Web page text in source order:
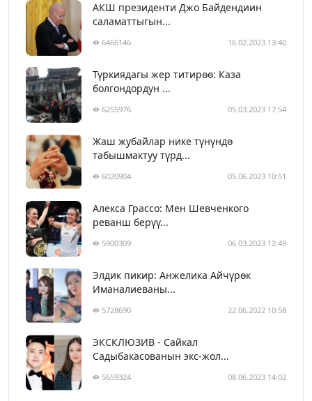
АКШ президенти Джо Байдендиин
саламаттыгын...
6466146 16.02.2023 13:40
Түркиядагы жер титирөө: Каза
болгондордун ...
6255976 05.03.2023 17:54
Жаш жубайлар нике түнүндө
табышмактуу түрд...
6020904 05.06.2023 10:51
Алекса Грассо: Мен Шевченкого
реванш берүү...
5900309 06.03.2023 12:49
Элдик пикир: Анжелика Айчүрөк
Иманалиеваны...
5728690 22.06.2022 10:58
ЭКСКЛЮЗИВ - Сайкал
Садыбакасованын экс-жол...
5659324 08.06.2023 14:02